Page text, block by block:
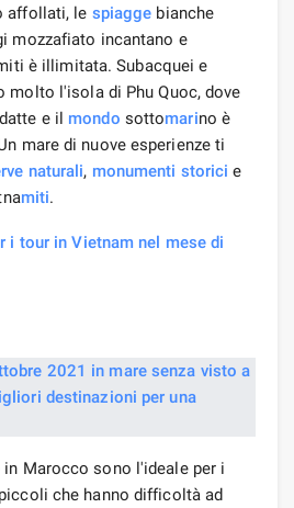
affollati, le spiagge bianche
mozzafiato incantano e
è illimitata. Subacquei e
molto l'isola di Phu Quoc, dove
e il mondo sottomarino è
mare di nuove esperienze ti
naturali, monumenti storici e
miti.
i tour in Vietnam nel mese di
in Marocco sono l'ideale per i
piccoli che hanno difficoltà ad